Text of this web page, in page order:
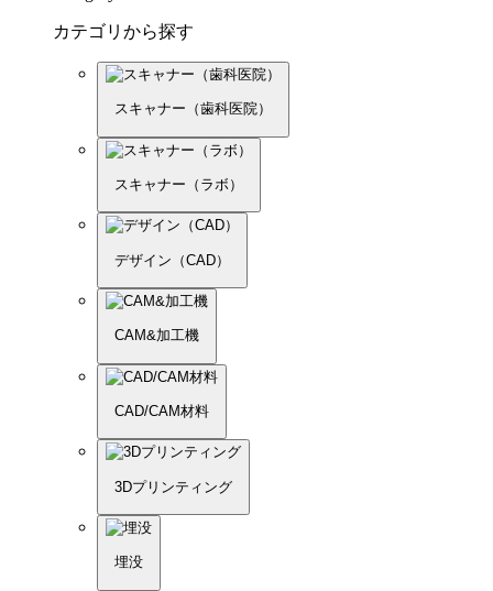
カテゴリから探す
スキャナー（歯科医院）
スキャナー（ラボ）
デザイン（CAD）
CAM&加工機
CAD/CAM材料
3Dプリンティング
埋没